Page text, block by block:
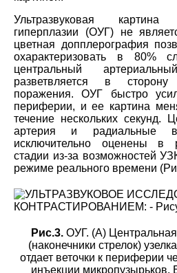
Ультразвуковая
гиперплазии (ОУГ) не
цветная допплерография
охарактеризовать в 80%
центральный
разветвляется в
поражения. ОУГ быстро
периферии, и ее картина
течение нескольких секунд.
артерия и радиальные
исключительно оценены в
стадии из-за возможностей
режиме реального времени
Рис.3. ОУГ. (А)
(наконечники стрелок)
отдает веточки к периферии
инъекции микропузырьков.